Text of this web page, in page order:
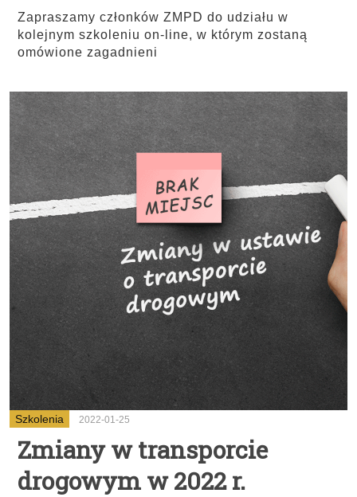
Zapraszamy członków ZMPD do udziału w
kolejnym szkoleniu on-line, w którym zostaną
omówione zagadnieni
Szkolenia 2022-01-25
Zmiany w transporcie
drogowym w 2022 r.